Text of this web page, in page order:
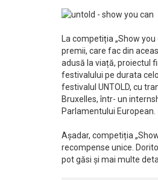
La competiția „Show
premii, care fac din
adusă la viață, proiectul
festivalului pe durata
festivalul UNTOLD, cu
Bruxelles, într- un
Parlamentului European.
Așadar, competiția
recompense unice.
pot găsi și mai multe